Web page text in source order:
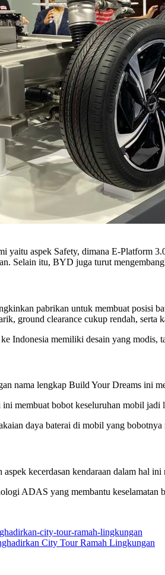
yaitu aspek Safety, dimana E-Platform
Selain itu, BYD juga turut
pabrikan untuk membuat posisi
ground clearance cukup rendah, serta
Indonesia memiliki desain yang modis,
nama lengkap Build Your Dreams ini
membuat bobot keseluruhan mobil jadi
daya baterai di mobil yang
kecerdasan kendaraan dalam hal
ADAS yang membantu keselamatan
City Tour Ramah Lingkungan